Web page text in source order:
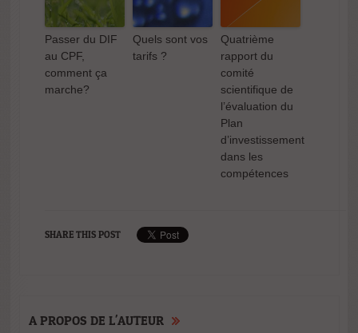
Passer du DIF
au CPF,
comment ça
marche?
Quels sont vos
tarifs ?
Quatrième
rapport du
comité
scientifique de
l’évaluation du
Plan
d’investissement
dans les
compétences
SHARE THIS POST
A PROPOS DE L'AUTEUR
Quatrième
rapport du